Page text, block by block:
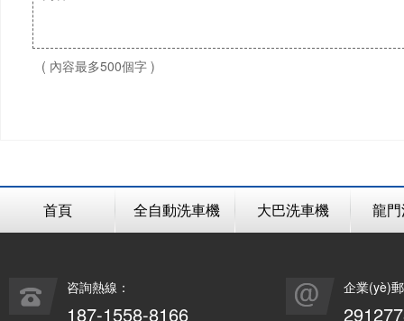
( 內容最多500個字 )
首頁 全自動洗車機 大巴洗車機 龍
咨詢熱線：
187-1558-8166
企業(yè)